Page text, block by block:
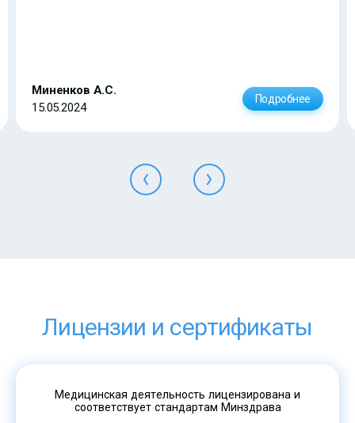
Миненков А.С.
15.05.2024
Подробнее
Лицензии и сертификаты
Медицинская деятельность лицензирована и
соответствует стандартам Минздрава